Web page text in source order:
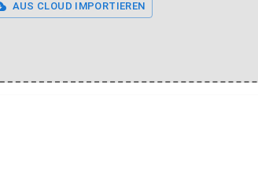
AUS CLOUD IMPORTIEREN